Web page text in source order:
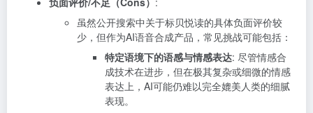
虽然公开搜索中关于标贝悦读的具体负面评价较
少，但作为AI语音合成产品，常见挑战可能包括：
特定语境下的语感与情感表达: 尽管情感合
成技术在进步，但在极其复杂或细微的情感
表达上，AI可能仍难以完全媲美人类的细腻
表现。